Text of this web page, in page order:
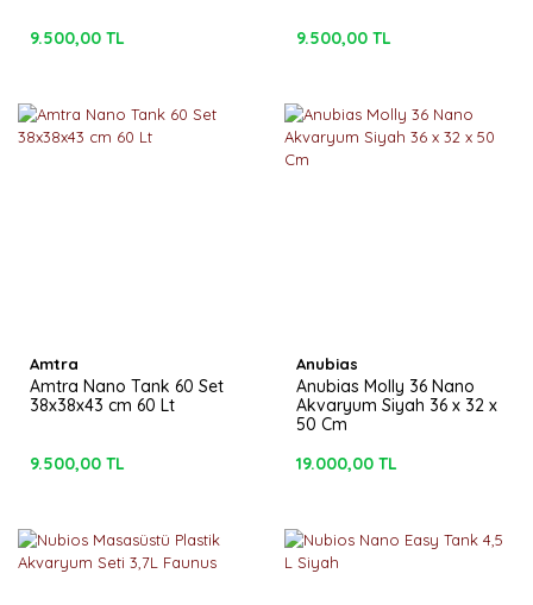
9.500,00 TL 9.500,00 TL
Amtra
Amtra Nano Tank 60 Set
38x38x43 cm 60 Lt
9.500,00 TL
Anubias
Anubias Molly 36 Nano
Akvaryum Siyah 36 x 32 x
50 Cm
19.000,00 TL